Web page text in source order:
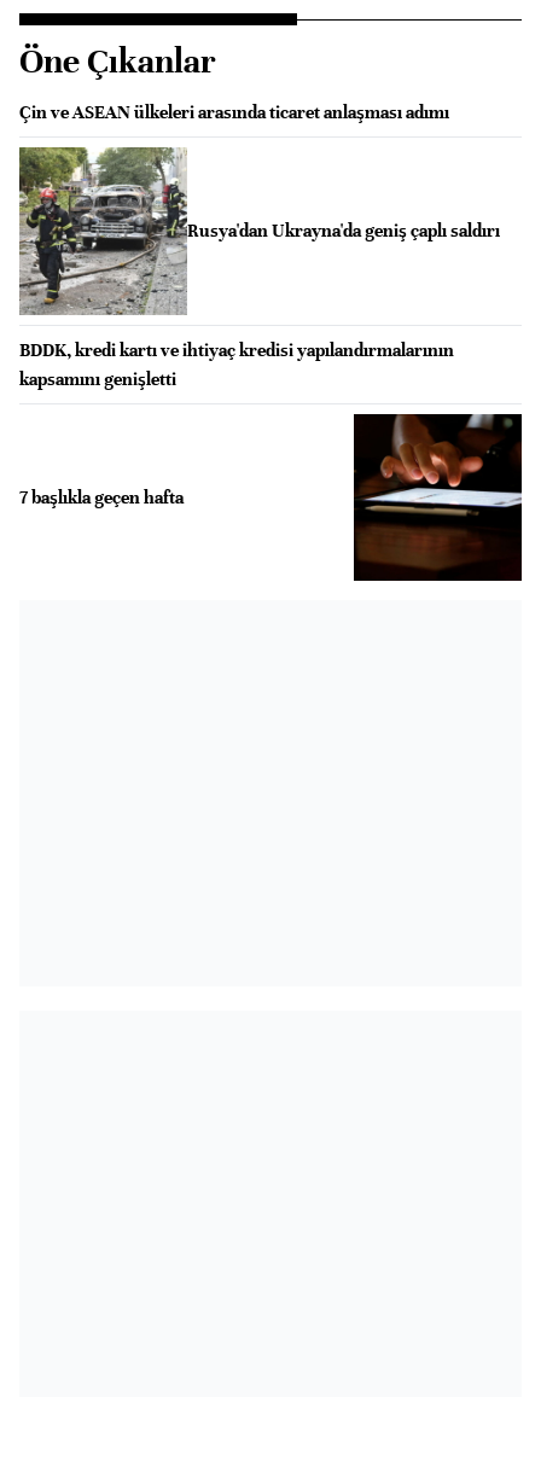
Öne Çıkanlar
Çin ve ASEAN ülkeleri arasında ticaret anlaşması adımı
Rusya'dan Ukrayna'da geniş çaplı saldırı
BDDK, kredi kartı ve ihtiyaç kredisi yapılandırmalarının
kapsamını genişletti
7 başlıkla geçen hafta